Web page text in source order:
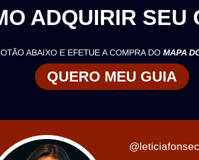
ADQUIRIR SEU
ABAIXO E EFETUE A COMPRA DO MAPA
QUERO MEU GUIA